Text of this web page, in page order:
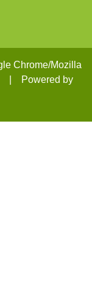
Chrome/Mozilla
| Powered by